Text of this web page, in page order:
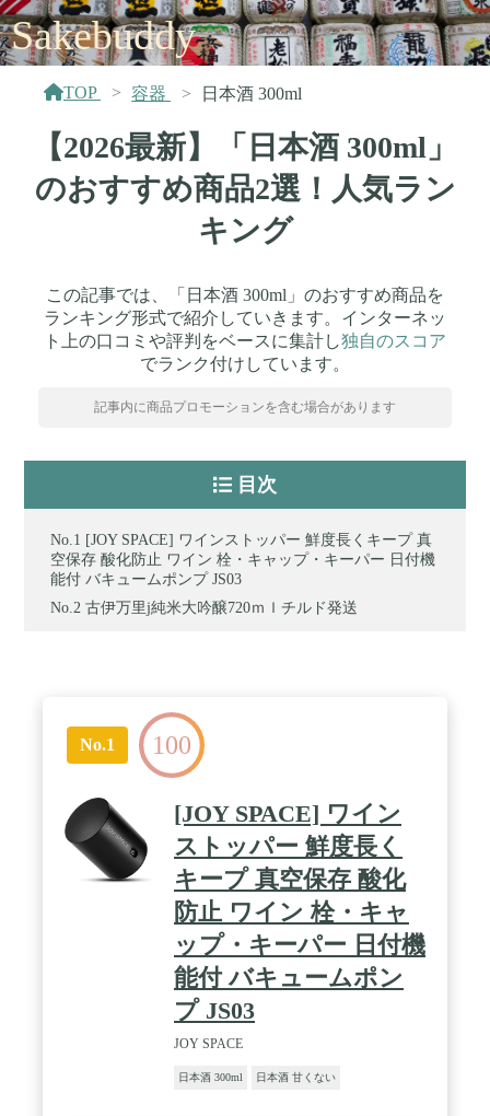
Sakebuddy
TOP 容器 日本酒 300ml
【2026最新】「日本酒 300ml」
のおすすめ商品2選！人気ラン
キング
この記事では、「日本酒 300ml」のおすすめ商品を
ランキング形式で紹介していきます。インターネッ
ト上の口コミや評判をベースに集計し独自のスコア
でランク付けしています。
記事内に商品プロモーションを含む場合があります
目次
[JOY SPACE] ワインストッパー 鮮度長くキープ 真
空保存 酸化防止 ワイン 栓・キャップ・キーパー 日付機
能付 バキュームポンプ JS03
古伊万里j純米大吟醸720ｍｌチルド発送
No.1 100
[JOY SPACE] ワイン
ストッパー 鮮度長く
キープ 真空保存 酸化
防止 ワイン 栓・キャ
ップ・キーパー 日付機
能付 バキュームポン
プ JS03
JOY SPACE
日本酒 300ml 日本酒 甘くない